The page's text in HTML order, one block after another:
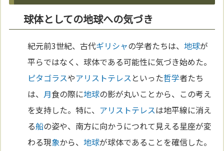
球体としての地球への気づき
紀元前3世紀、古代ギリシャの学者たちは、地球が
平らではなく、球体である可能性に気づき始めた。
ピタゴラスやアリストテレスといった哲学者たち
は、 月食の際に地球の影が丸いことから、この考え
を支持した。特に、 アリストテレスは地平線に消え
る船の姿や、南方に向かうにつれて見える星座が変
わる現象から、地球が球体であることを確信した。